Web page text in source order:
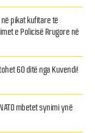
pikat kufitare të
e Policisë Rrugore në
60 ditë nga Kuvendi!
mbetet synimi ynë